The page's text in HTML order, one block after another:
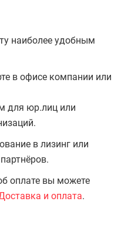
наиболее удобным
в офисе компании или
для юр.лиц или
в лизинг или
оплате вы можете
и оплата.